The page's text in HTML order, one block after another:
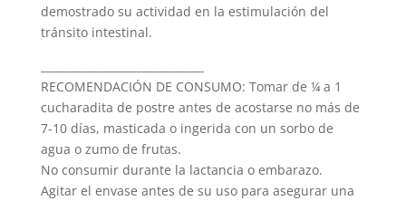
demostrado su actividad en la estimulación del
tránsito intestinal.
RECOMENDACIÓN DE CONSUMO: Tomar de ¼ a 1
cucharadita de postre antes de acostarse no más de
7-10 días, masticada o ingerida con un sorbo de
agua o zumo de frutas.
No consumir durante la lactancia o embarazo.
Agitar el envase antes de su uso para asegurar una